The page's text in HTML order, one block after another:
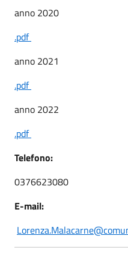
anno 2020
.pdf
anno 2021
.pdf
anno 2022
.pdf
Telefono:
0376623080
E-mail: